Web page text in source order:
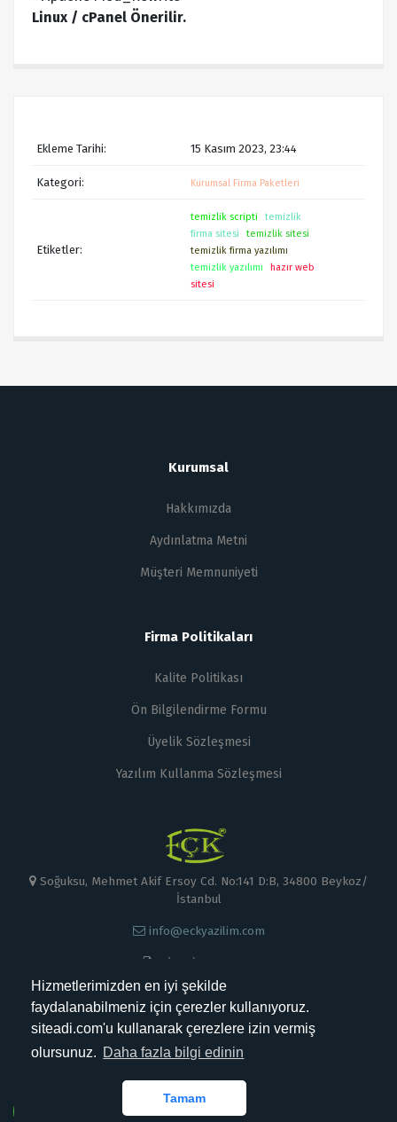
Hizmetlerimizden en iyi şekilde
faydalanabilmeniz için çerezler kullanıyoruz.
siteadi.com'u kullanarak çerezlere izin vermiş
olursunuz. Daha fazla bilgi edinin
Tamam
Linux / cPanel Önerilir.
Ekleme Tarihi: 15 Kasım 2023, 23:44
Kategori: Kurumsal Firma Paketleri
Etiketler:
temizlik scripti
temizlik
firma sitesi
temizlik sitesi
temizlik firma yazılımı
temizlik yazılımı
hazır web
sitesi
Kurumsal
Hakkımızda
Aydınlatma Metni
Müşteri Memnuniyeti
Firma Politikaları
Kalite Politikası
Ön Bilgilendirme Formu
Üyelik Sözleşmesi
Yazılım Kullanma Sözleşmesi
Soğuksu, Mehmet Akif Ersoy Cd. No:141 D:B, 34800 Beykoz/
İstanbul
info@eckyazilim.com
0 (000) 000 00 00
Kabul Ettiğimiz Ödemeler